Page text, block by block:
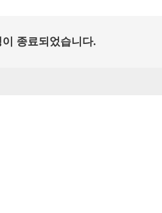
종료되었습니다.